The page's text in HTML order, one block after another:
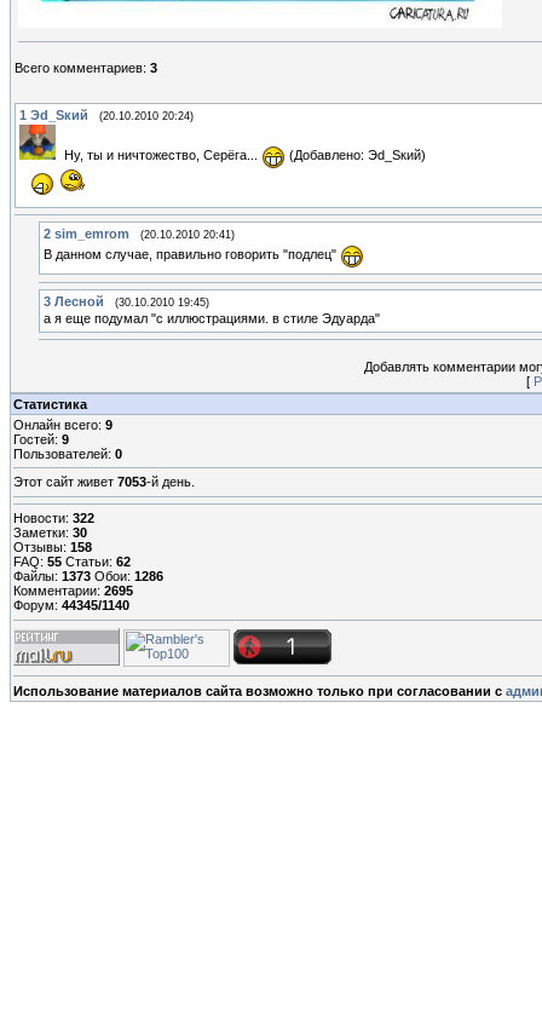
Всего комментариев: 3
1 Эd_Sкий (20.10.2010 20:24)
Ну, ты и ничтожество, Серёга... (Добавлено: Эd_Sкий)
2 sim_emrom (20.10.2010 20:41)
В данном случае, правильно говорить "подлец"
3 Лесной (30.10.2010 19:45)
а я еще подумал "с иллюстрациями. в стиле Эдуарда"
Добавлять комментарии
[
Статистика
Онлайн всего: 9
Гостей: 9
Пользователей: 0
Этот сайт живет 7053-й день.
Новости: 322
Заметки: 30
Отзывы: 158
FAQ: 55 Статьи: 62
Файлы: 1373 Обои: 1286
Комментарии: 2695
Форум: 44345/1140
Использование материалов сайта возможно только при согласовании с